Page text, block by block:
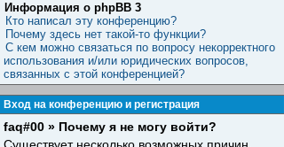
Информация о phpBB 3
Кто написал эту конференцию?
Почему здесь нет такой-то функции?
С кем можно связаться по вопросу некорректного
использования и/или юридических вопросов,
связанных с этой конференцией?
Вход на конференцию и регистрация
faq#00 » Почему я не могу войти?